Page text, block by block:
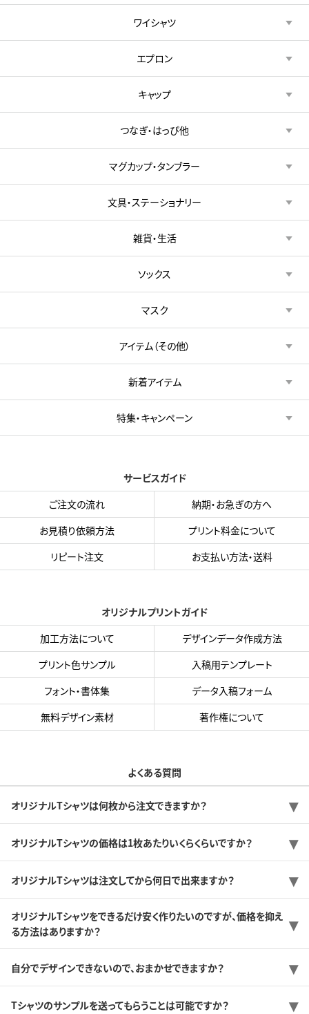
ワイシャツ
エプロン
キャップ
つなぎ・はっぴ他
マグカップ・タンブラー
文具・ステーショナリー
雑貨・生活
ソックス
マスク
アイテム（その他）
新着アイテム
特集・キャンペーン
サービスガイド
ご注文の流れ
納期・お急ぎの方へ
お見積り依頼方法
プリント料金について
リピート注文
お支払い方法・送料
オリジナルプリントガイド
加工方法について
デザインデータ作成方法
プリント色サンプル
入稿用テンプレート
フォント・書体集
データ入稿フォーム
無料デザイン素材
著作権について
よくある質問
オリジナルTシャツは何枚から注文できますか？
オリジナルTシャツの価格は1枚あたりいくらくらいですか？
オリジナルTシャツは注文してから何日で出来ますか？
オリジナルTシャツをできるだけ安く作りたいのですが、価格を抑え
る方法はありますか？
自分でデザインできないので、おまかせできますか？
Tシャツのサンプルを送ってもらうことは可能ですか？